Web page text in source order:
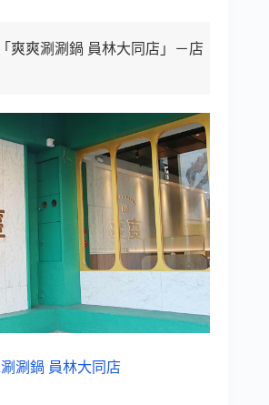
爽爽涮涮鍋 員林大同店」－店
涮涮鍋 員林大同店